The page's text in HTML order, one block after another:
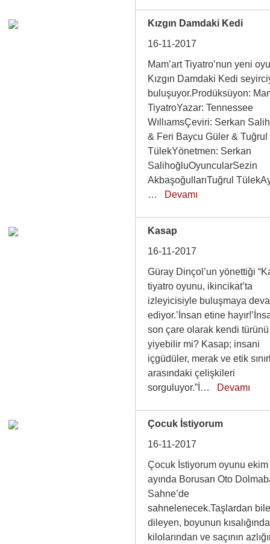
Kızgın Damdaki Kedi
16-11-2017
Mam’art Tiyatro’nun yeni
Kızgın Damdaki Kedi
buluşuyor.Prodüksüyon:
TiyatroYazar: Tennessee
WıllıamsÇeviri: Serkan
& Feri Baycu Güler & Tuğrul
TülekYönetmen: Serkan
SalihoğluOyuncularSezin
AkbaşoğullarıTuğrul
… Devamı
Kasap
16-11-2017
Güray Dinçol’un yönettiği
tiyatro oyunu, ikincikat’ta
izleyicisiyle buluşmaya
ediyor.’İnsan etine
son çare olarak kendi türünü
yiyebilir mi? Kasap; insani
içgüdüler, merak ve etik
arasındaki çelişkileri
sorguluyor.”İ… Devamı
Çocuk İstiyorum
16-11-2017
Çocuk İstiyorum oyunu ekim
ayında Borusan Oto
Sahne’de
sahnelenecek.Taşlardan
dileyen, boyunun
kilolarından ve saçının